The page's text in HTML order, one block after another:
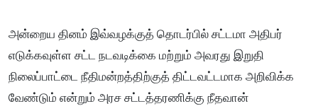
அன்றைய தினம் இவ்வழக்குத் தொடர்பில் சட்டமா அதிபர்
எடுக்கவுள்ள சட்ட நடவடிக்கை மற்றும் அவரது இறுதி
நிலைப்பாட்டை நீதிமன்றத்திற்குத் திட்டவட்டமாக அறிவிக்க
வேண்டும் என்றும் அரச சட்டத்தரணிக்கு நீதவான்